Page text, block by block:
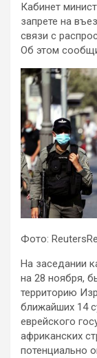
Кабинет
запрете на
связи с
Об этом
Фото:
На заседании
на 28 ноября,
территорию
ближайших 14
еврейского
африканских
потенциально